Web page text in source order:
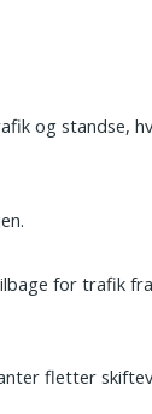
og standse,
for trafik fra
fletter